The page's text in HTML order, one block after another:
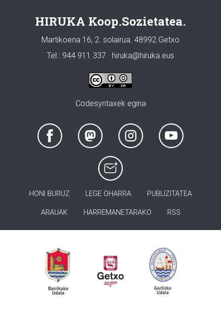
HIRUKA Koop.Sozietatea.
Martikoena 16, 2. solairua. 48992 Getxo
Tel.: 944 911 337 · hiruka@hiruka.eus
Codesyntaxek egina
HONI BURUZ LEGE OHARRA PUBLIZITATEA
ARAUAK HARREMANETARAKO RSS